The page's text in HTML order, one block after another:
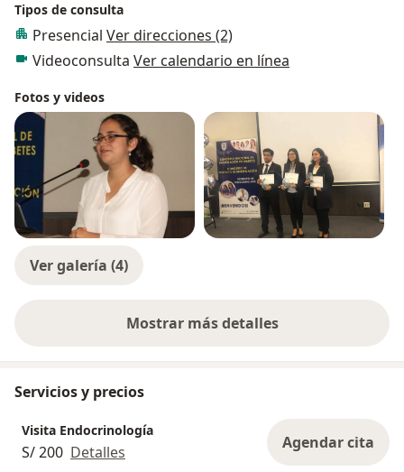
Tipos de consulta
Presencial Ver direcciones (2)
Videoconsulta Ver calendario en línea
Fotos y videos
Ver galería (4)
Mostrar más detalles
sobre la experiencia
Servicios y precios
Visita Endocrinología
S/ 200 Detalles Agendar cita